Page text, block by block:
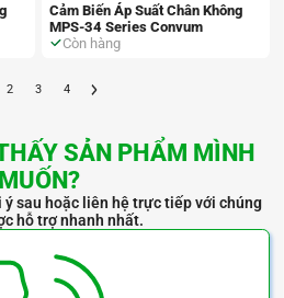
Cảm Biến Áp Suất Chân Không
MPS-34 Series Convum
Còn hàng
2 3 4
SẢN PHẨM MÌNH
MUỐN?
sau hoặc liên hệ trực tiếp với chúng
hỗ trợ nhanh nhất.